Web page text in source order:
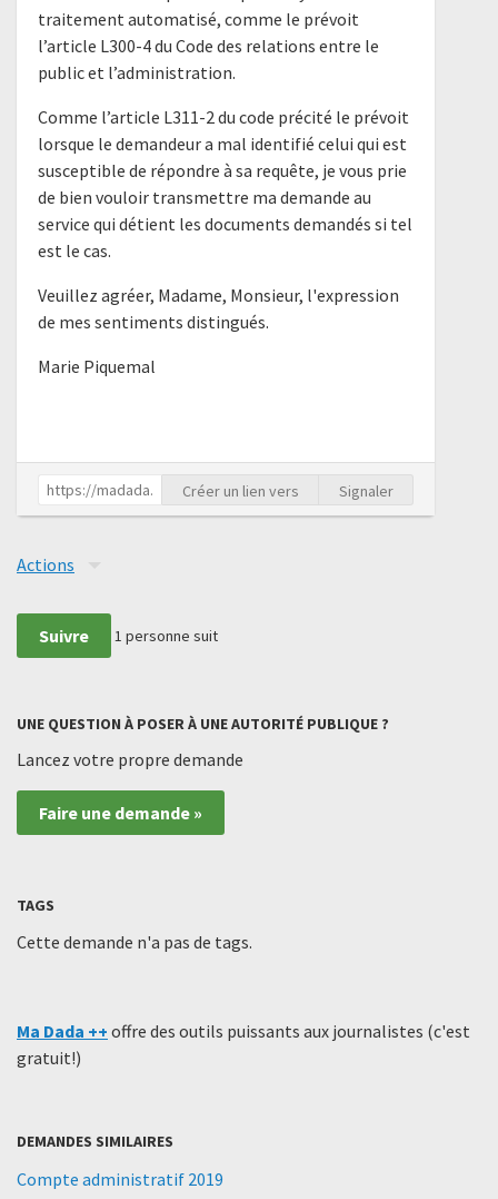
traitement automatisé, comme le prévoit
l’article L300-4 du Code des relations entre le
public et l’administration.
Comme l’article L311-2 du code précité le prévoit
lorsque le demandeur a mal identifié celui qui est
susceptible de répondre à sa requête, je vous prie
de bien vouloir transmettre ma demande au
service qui détient les documents demandés si tel
est le cas.
Veuillez agréer, Madame, Monsieur, l'expression
de mes sentiments distingués.
Marie Piquemal
Créer un lien vers Signaler
Actions
Suivre 1 personne suit
UNE QUESTION À POSER À UNE AUTORITÉ PUBLIQUE ?
Lancez votre propre demande
Faire une demande »
TAGS
Cette demande n'a pas de tags.
Ma Dada ++ offre des outils puissants aux journalistes (c'est
gratuit!)
DEMANDES SIMILAIRES
Compte administratif 2019